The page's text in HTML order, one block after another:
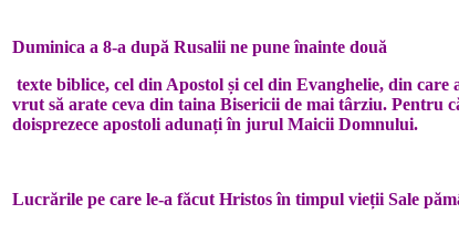
Duminica a 8-a după Rusalii ne pune înainte două
texte biblice, cel din Apostol și cel din Evanghelie, din
vrut să arate ceva din taina Bisericii de mai târziu. Pentru
doisprezece apostoli adunați în jurul Maicii Domnului.
Lucrările pe care le-a făcut Hristos în timpul vieții Sale